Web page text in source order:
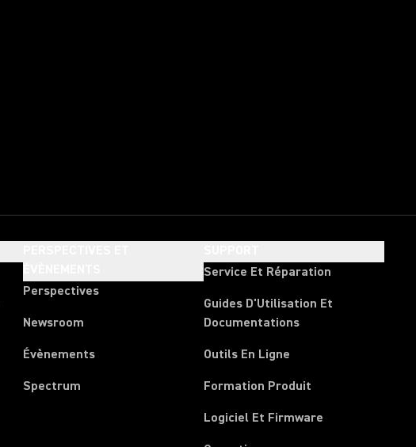
Perspectives
Newsroom
Évènements
Spectrum
Service Et Réparation
Guides D'Utilisation Et
Documentations
Outils En Ligne
Formation Produit
Logiciel Et Firmware